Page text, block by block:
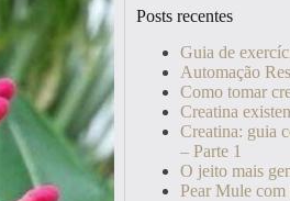
Posts recentes
Guia de
Automação
Como tomar
Creatina
Creatina: guia
– Parte 1
O jeito mais
Pear Mule com